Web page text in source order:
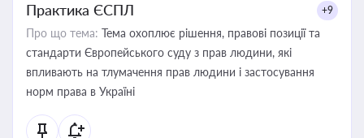
Практика ЄСПЛ +9
Про що тема: Тема охоплює рішення, правові позиції та
стандарти Європейського суду з прав людини, які
впливають на тлумачення прав людини і застосування
норм права в Україні